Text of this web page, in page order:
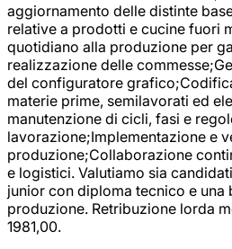
aggiornamento delle distinte
relative a prodotti e cucine fuori
quotidiano alla produzione per
realizzazione delle
del configuratore
materie prime, semilavorati ed
manutenzione di cicli, fasi e
lavorazione;Implementazione e
produzione;Collaborazione
e logistici. Valutiamo sia
junior con diploma tecnico e una
produzione. Retribuzione lorda
1981,00.